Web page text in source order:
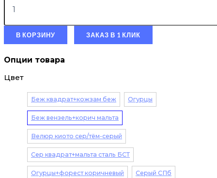
В КОРЗИНУ ЗАКАЗ В 1 КЛИК
Опции товара
Цвет
Беж квадрат+кожзам беж Огурцы
Беж вензель+корич мальта
Велюр киото сер/тём-серый
Сер квадрат+мальта сталь БСТ
Огурцы+форест коричневый Серый СПб